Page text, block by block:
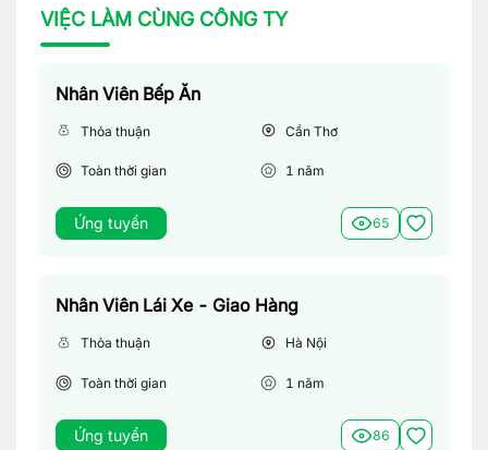
VIỆC LÀM CÙNG CÔNG TY
Nhân Viên Bếp Ăn
Thỏa thuận Cần Thơ
Toàn thời gian 1 năm
Ứng tuyển 65
Nhân Viên Lái Xe - Giao Hàng
Thỏa thuận Hà Nội
Toàn thời gian 1 năm
Ứng tuyển 86